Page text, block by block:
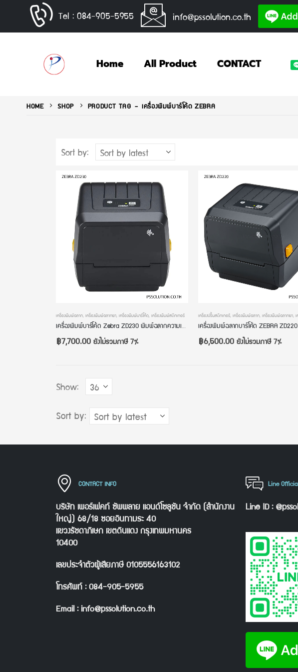
Tel : 084-905-5955 info@pssolution.co.th
Home All Product CONTACT
HOME SHOP PRODUCT TAG -เครื่องพิมพ์บาร์โค้ด ZEBRA
Sort by:
เครื่องพิมพ์ฉลาก,เครื่องพิมพ์ฉลากยา,เครื่องพิมพ์บาร์โค้ด,เครื่องพิมพ์สติกเกอร์
เครื่องพิมพ์บาร์โค้ด Zebra ZD230 พิมพ์ฉลากความเร็วสูงสุด 6 นิ้ว/วินาที เชื่อมต่อง่ายแบบ USB ใช้งานง่าย ทนทาน มาตรฐานโลก รับประกัน 1 ปี
฿7,700.00ยังไม่รวมภาษี 7%
เครื่องปริ้นสติกเกอร์,เครื่องพิมพ์ฉลาก,เครื่องพิมพ์ฉลากยา,
฿6,500.00ยังไม่รวมภาษี 7%
Show:
Sort by:
CONTACT INFO
บริษัท เพอร์เฟคท์ ซัพพลาย แอนด์โซลูชัน จำกัด (สำนักงาน
ใหญ่) 68/18 ซอยอินทามระ 40
แขวงรัชดาภิเษก เขตดินแดง กรุงเทพมหานคร
10400
เลขประจำตัวผู้เสียภาษี 0105556163102
โทรศัพท์ : 084-905-5955
Email : info@pssolution.co.th
Line
Line ID :